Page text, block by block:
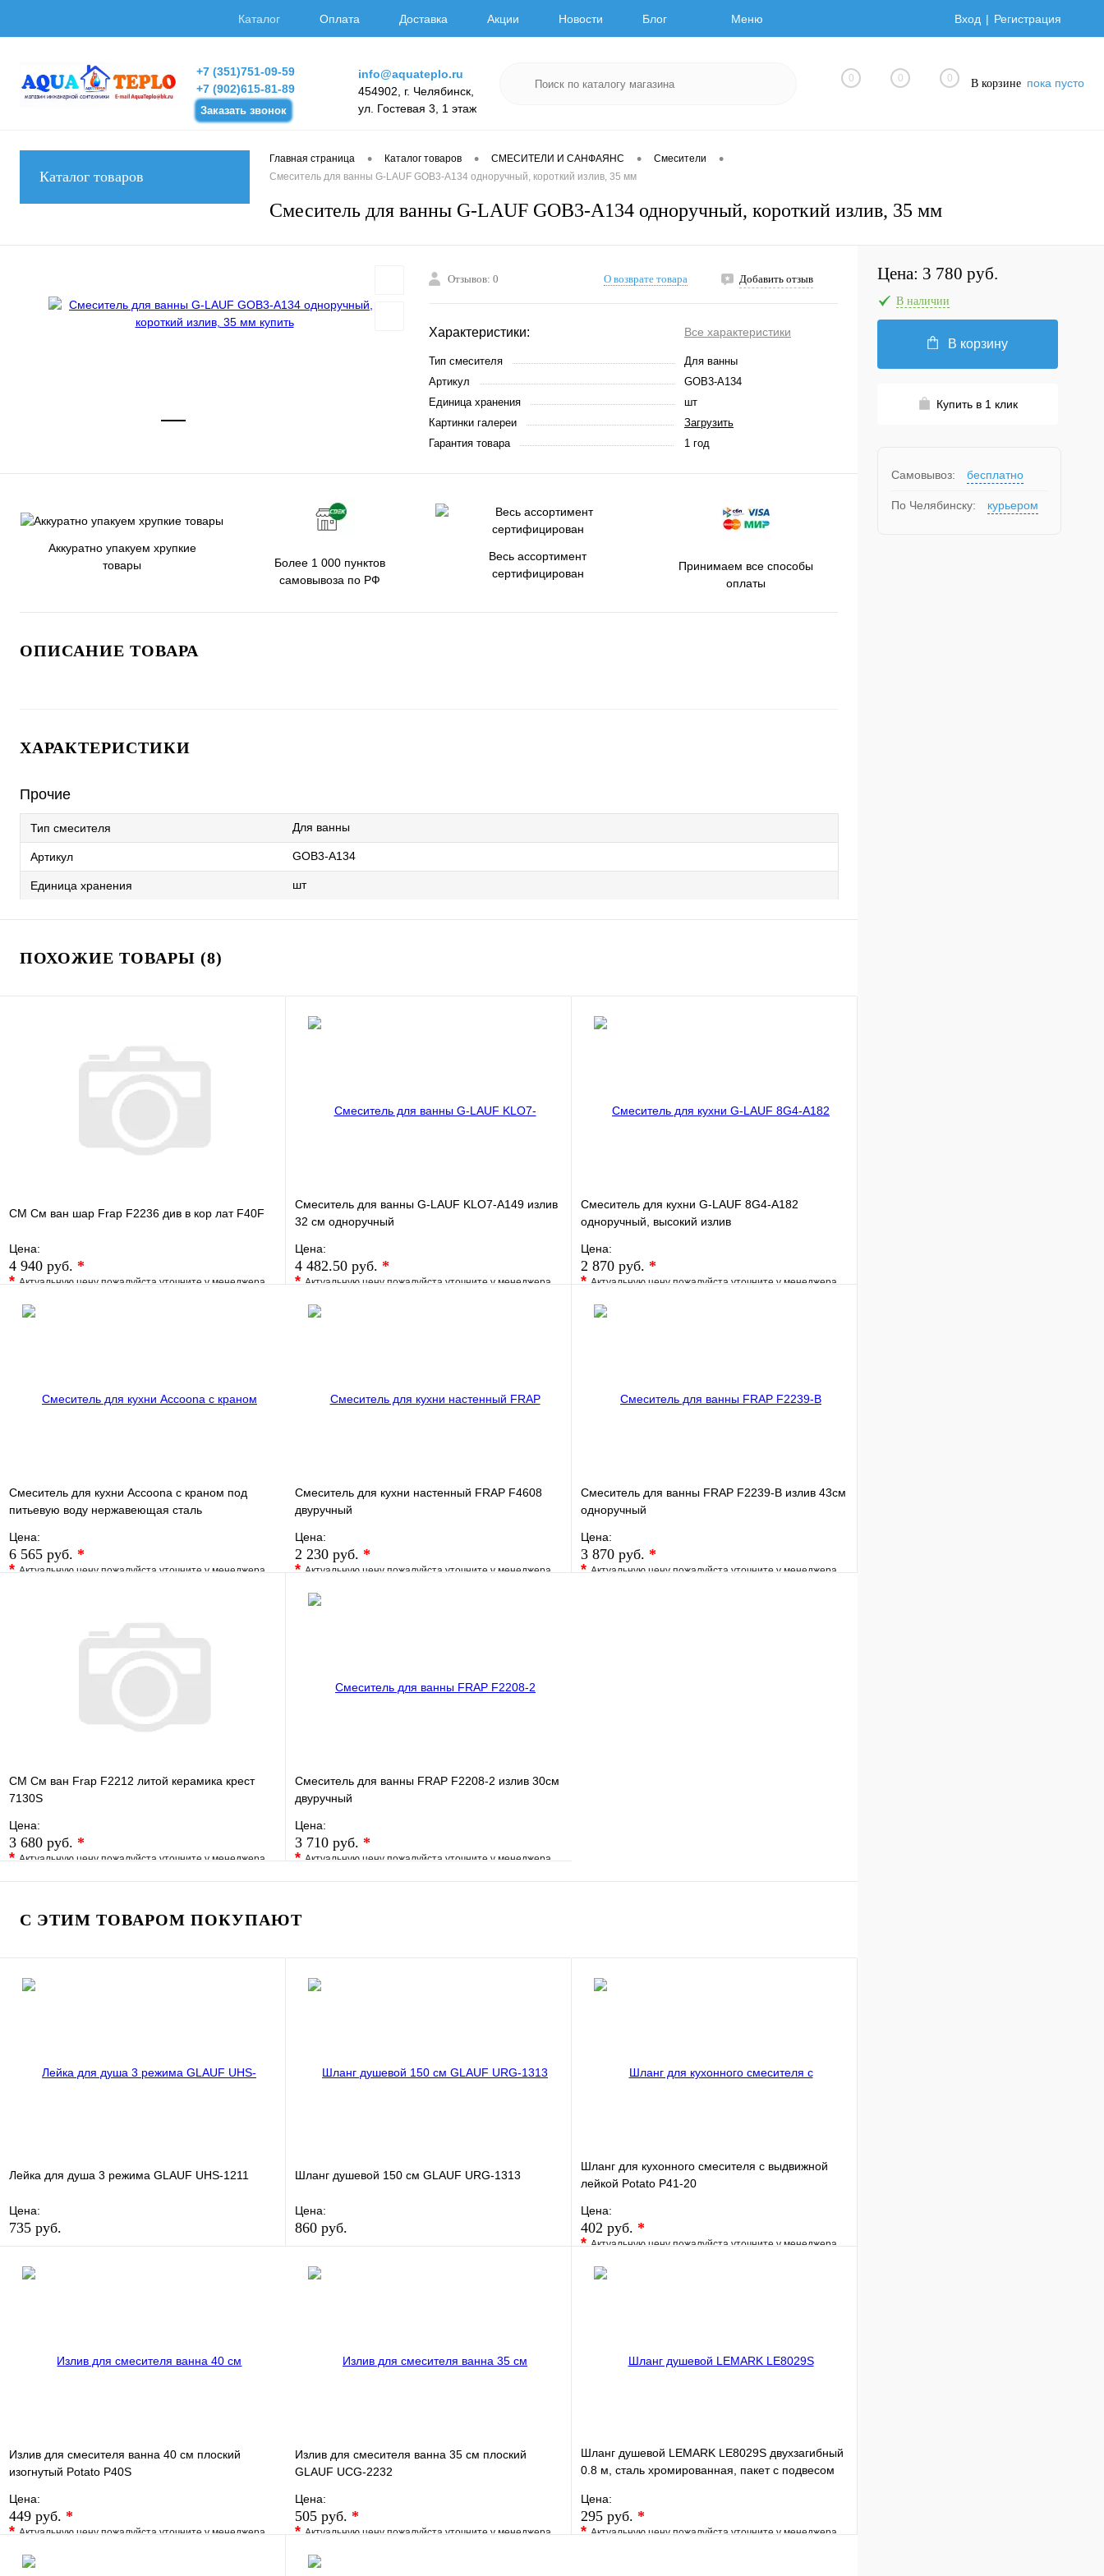
Каталог Оплата Доставка Акции Новости Блог Меню Вход Регистрация
+7 (351)751-09-59
+7 (902)615-81-89
Заказать звонок
info@aquateplo.ru
454902, г. Челябинск,
ул. Гостевая 3, 1 этаж
0 0 0 В корзине пока пусто
Каталог товаров
Главная страница • Каталог товаров • СМЕСИТЕЛИ И САНФАЯНС • Смесители •
Смеситель для ванны G-LAUF GOB3-A134 одноручный, короткий излив, 35 мм
Смеситель для ванны G-LAUF GOB3-A134 одноручный, короткий излив, 35 мм
Отзывов: 0 О возврате товара Добавить отзыв
Характеристики: Все характеристики
Тип смесителя
Для ванны
Артикул
GOB3-A134
Единица хранения
шт
Картинки галереи
Загрузить
Гарантия товара
1 год
Аккуратно упакуем хрупкие
товары
Более 1 000 пунктов
самовывоза по РФ
Весь ассортимент
сертифицирован
Принимаем все способы
оплаты
ОПИСАНИЕ ТОВАРА
ХАРАКТЕРИСТИКИ
Прочие
Тип смесителя Для ванны
Артикул GOB3-A134
Единица хранения шт
ПОХОЖИЕ ТОВАРЫ (8)
СМ См ван шар Frap F2236 див в кор лат F40F
Цена:
4 940 руб. *
*Актуальную цену пожалуйста уточните у менеджера
В избранное
Смеситель для ванны G-LAUF KLO7-A149 излив
32 см одноручный
Цена:
4 482.50 руб. *
*Актуальную цену пожалуйста уточните у менеджера
В избранное
Смеситель для кухни G-LAUF 8G4-A182
одноручный, высокий излив
Цена:
2 870 руб. *
*Актуальную цену пожалуйста уточните у менеджера
В избранное
Смеситель для кухни Accoona c краном под
питьевую воду нержавеющая сталь
Цена:
6 565 руб. *
*Актуальную цену пожалуйста уточните у менеджера
В корзину
Смеситель для кухни настенный FRAP F4608
двуручный
Цена:
2 230 руб. *
*Актуальную цену пожалуйста уточните у менеджера
В избранное
Смеситель для ванны FRAP F2239-B излив 43см
одноручный
Цена:
3 870 руб. *
*Актуальную цену пожалуйста уточните у менеджера
СМ См ван Frap F2212 литой керамика крест
7130S
Цена:
3 680 руб. *
*Актуальную цену пожалуйста уточните у менеджера
В избранное Сравнение
В корзину
Смеситель для ванны FRAP F2208-2 излив 30см
двуручный
Цена:
3 710 руб. *
*Актуальную цену пожалуйста уточните у менеджера
В избранное Сравнение
В корзину
С ЭТИМ ТОВАРОМ ПОКУПАЮТ
Лейка для душа 3 режима GLAUF UHS-1211
Цена:
735 руб.
Купить в 1 клик
Шланг душевой 150 см GLAUF URG-1313
Цена:
860 руб.
Купить в 1 клик
Шланг для кухонного смесителя с выдвижной
лейкой Potato P41-20
Цена:
402 руб. *
*Актуальную цену пожалуйста уточните у менеджера
В избранное
Излив для смесителя ванна 40 см плоский
изогнутый Potato P40S
Цена:
449 руб. *
*Актуальную цену пожалуйста уточните у менеджера
В избранное
Излив для смесителя ванна 35 см плоский
GLAUF UCG-2232
Цена:
505 руб. *
*Актуальную цену пожалуйста уточните у менеджера
В избранное
Шланг душевой LEMARK LE8029S двухзагибный
0.8 м, сталь хромированная, пакет с подвесом
Цена:
295 руб. *
*Актуальную цену пожалуйста уточните у менеджера
Цена: 3 780 руб.
В наличии
В корзину
Купить в 1 клик
Самовывоз: бесплатно
По Челябинску: курьером